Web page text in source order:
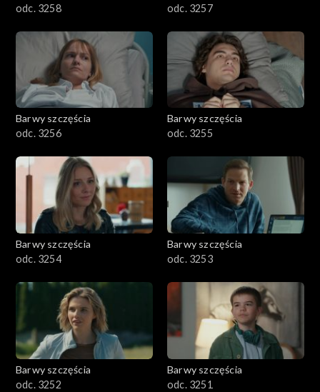
odc. 3258
odc. 3257
Barwy szczęścia
odc. 3256
Barwy szczęścia
odc. 3255
Barwy szczęścia
odc. 3254
Barwy szczęścia
odc. 3253
Barwy szczęścia
odc. 3252
Barwy szczęścia
odc. 3251